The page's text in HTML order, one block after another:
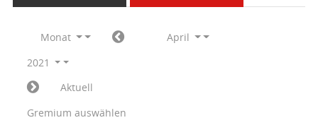
Monat
April
2021
Aktuell
Gremium auswählen